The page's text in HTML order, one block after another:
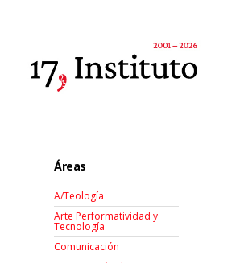
Áreas
A/Teología
Arte Performatividad y
Tecnología
Comunicación